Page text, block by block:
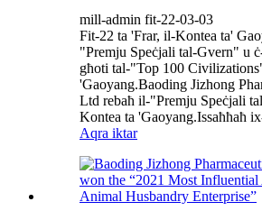
mill-admin fit-22-03-03
Fit-22 ta 'Frar, il-Kontea ta'
"Premju Speċjali tal-Gvern" u
għoti tal-"Top 100
'Gaoyang.Baoding Jizhong
Ltd rebaħ il-"Premju Speċjali
Kontea ta 'Gaoyang.Issaħħaħ
Aqra iktar